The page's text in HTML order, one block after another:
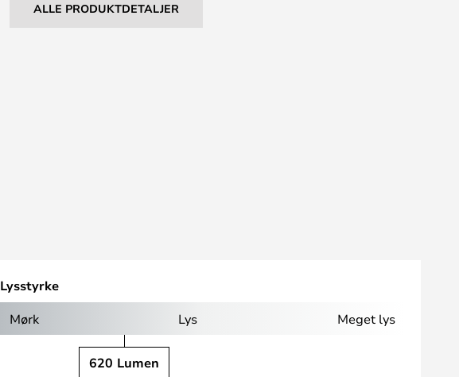
ALLE PRODUKTDETALJER
Lysstyrke
Mørk Lys Meget lys
620 Lumen